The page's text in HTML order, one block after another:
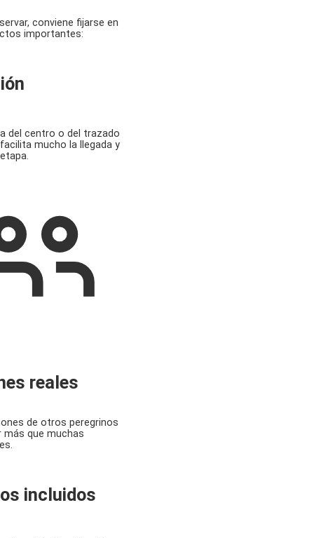
conviene fijarse en
importantes:
del centro o del trazado
mucho la llegada y
reales
de otros peregrinos
más que muchas
incluidos